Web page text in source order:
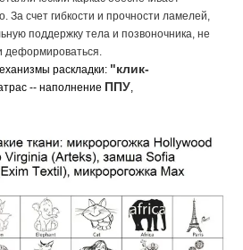
За счет гибкости и прочности ламелей,
поддержку тела и позвоночника, не
деформироваться.
раскладки: "клик-
-- наполнение ППУ,